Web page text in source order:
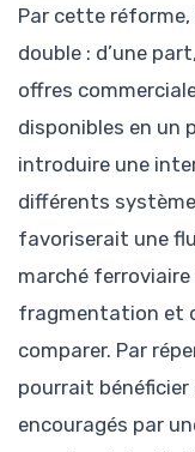
Par cette
double : d’une
offres
disponibles en un
introduire une
différents
favoriserait une
marché
fragmentation et
comparer. Par
pourrait
encouragés par